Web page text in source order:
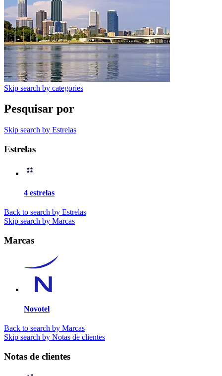
Skip search by categories
Pesquisar por
Skip search by Estrelas
Estrelas
4 estrelas
Back to search by Estrelas
Skip search by Marcas
Marcas
Novotel
Back to search by Marcas
Skip search by Notas de clientes
Notas de clientes